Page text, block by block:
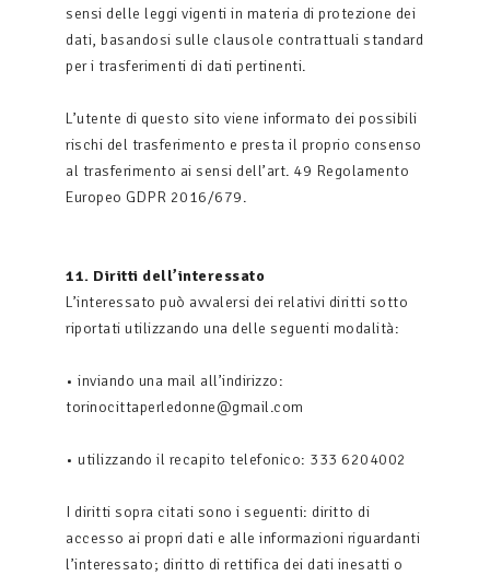
sensi delle leggi vigenti in materia di protezione dei
dati, basandosi sulle clausole contrattuali standard
per i trasferimenti di dati pertinenti.
L’utente di questo sito viene informato dei possibili
rischi del trasferimento e presta il proprio consenso
al trasferimento ai sensi dell’art. 49 Regolamento
Europeo GDPR 2016/679.
11. Diritti dell’interessato
L’interessato può avvalersi dei relativi diritti sotto
riportati utilizzando una delle seguenti modalità:
• inviando una mail all’indirizzo:
torinocittaperledonne@gmail.com
• utilizzando il recapito telefonico: 333 6204002
I diritti sopra citati sono i seguenti: diritto di
accesso ai propri dati e alle informazioni riguardanti
l’interessato; diritto di rettifica dei dati inesatti o